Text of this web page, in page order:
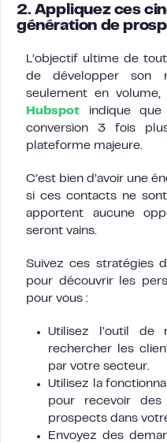
2. Appliquez ces
génération de
L’objectif ultime de
de développer son
seulement en
Hubspot indique
conversion 3 fois
plateforme majeure.
C’est bien d’avoir une
si ces contacts ne
apportent aucune
seront vains.
Suivez ces stratégies
pour découvrir les
pour vous :
Utilisez l’outil de
rechercher les
par votre secteur.
Utilisez la
pour recevoir
prospects dans
Envoyez des